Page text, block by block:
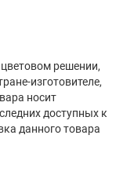
решении,
изготовителе,
носит
доступных к
данного товара